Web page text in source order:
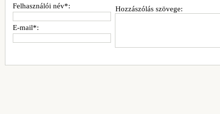
Hozzászólás szövege:
Felhasználói név*:
E-mail*: